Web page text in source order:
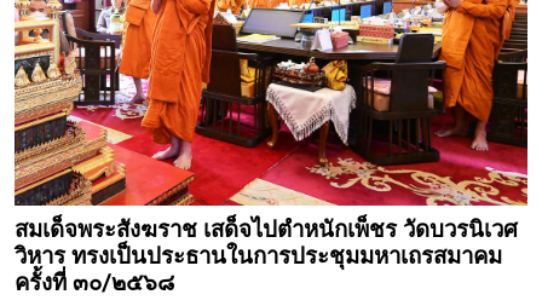
สมเด็จพระสังฆราช เสด็จไปตำหนักเพ็ชร วัดบวรนิเวศ
วิหาร ทรงเป็นประธานในการประชุมมหาเถรสมาคม
ครั้งที่ ๓๐/๒๕๖๘